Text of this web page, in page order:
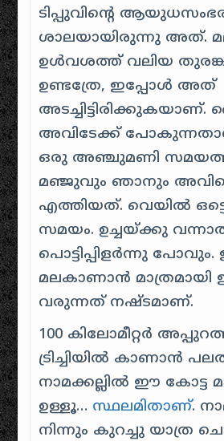
ടിപ്പുവിന്റെ
ശാലയായിരുന്നു അത്.
ഉൾവശത്ത് വലിയ
ഉണ്ടത്രേ, ഇപ്പോൾ അത്
അവിടേക്ക്
ഒരു അഞ്ചുമണി
മഞ്ജുവും ഞാനും
എത്തിയത്. വെയിൽ
സമയം. ഉച്ചയ്ക്കു
പൊട്ടിപ്പിളർന്നു
മലകാണാൻ മാത്രമായി
വരുന്നത് നഷ്ടമാണ്.
100 കിലോമീറ്റർ
ട്രിച്ചിയിൽ കാണാൻ
നാമക്കല്ലിൽ ഈ കോട്ട
ഉള്ളൂ… സ്ഥലമിതാണ്.
നിന്നും കുറച്ചു യാത്ര